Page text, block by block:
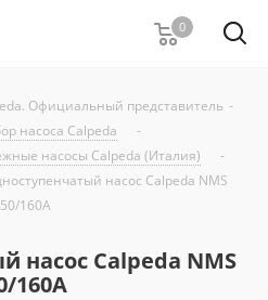
0
Официальный представитель -
насоса Calpeda
-
насосы Calpeda (Италия)
-
насос Calpeda NMS
50/160A
насос Calpeda NMS
160A